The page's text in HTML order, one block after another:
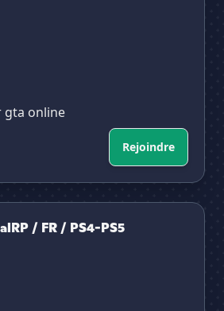
gta online
Rejoindre
/ FR / PS4-PS5